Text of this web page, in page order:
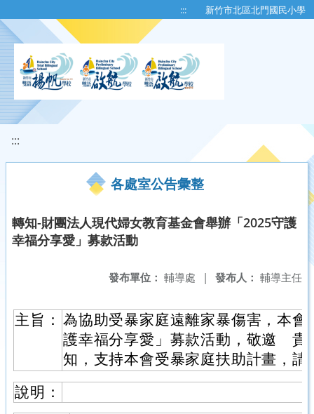
::: 新竹市北區北門國民小學
:::
各處室公告彙整
轉知-財團法人現代婦女教育基金會舉辦「2025守護
幸福分享愛」募款活動
發布人： 輔導主任
發布單位： 輔導處 |
主旨： 為協助受暴家庭遠離家暴傷害，本會
護幸福分享愛」募款活動，敬邀 貴
知，支持本會受暴家庭扶助計畫，請
說明：